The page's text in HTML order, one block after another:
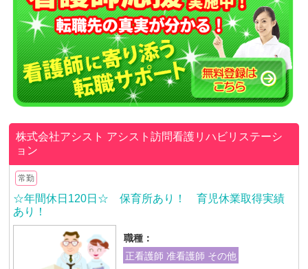
株式会社アシスト アシスト訪問看護リハビリステーシ
ョン
常勤
☆年間休日120日☆ 保育所あり！ 育児休業取得実績
あり！
職種：
正看護師 准看護師 その他